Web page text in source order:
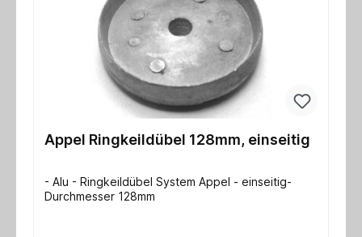
Appel Ringkeildübel 128mm, einseitig
- Alu - Ringkeildübel System Appel - einseitig-
Durchmesser 128mm